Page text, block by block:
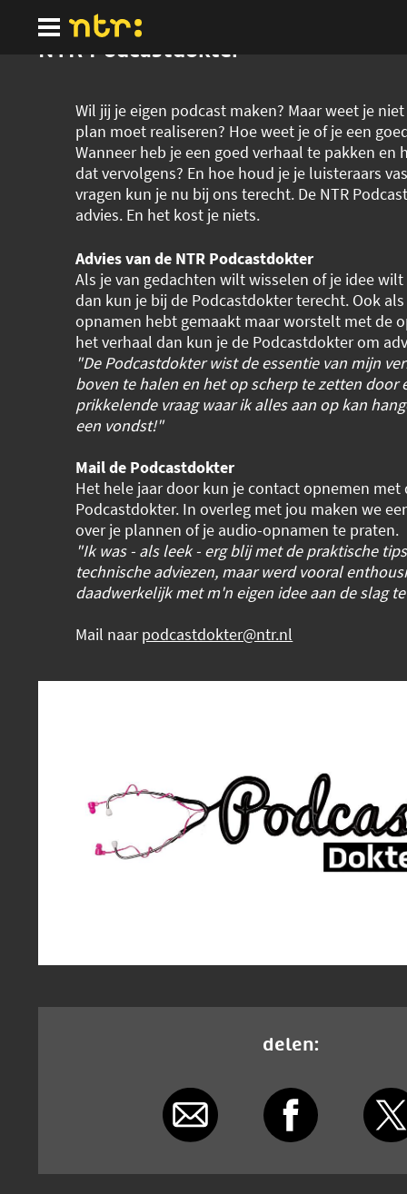
hoofdinhoud
NTR Podcastdokter
Wil jij je eigen podcast maken? Maar weet je
plan moet realiseren? Hoe weet je of je een
Wanneer heb je een goed verhaal te pakken en
dat vervolgens? En hoe houd je je luisteraars
vragen kun je nu bij ons terecht. De NTR
advies. En het kost je niets.
Advies van de NTR Podcastdokter
Als je van gedachten wilt wisselen of je idee
dan kun je bij de Podcastdokter terecht. Ook
opnamen hebt gemaakt maar worstelt met de
het verhaal dan kun je de Podcastdokter om
"De Podcastdokter wist de essentie van mijn
boven te halen en het op scherp te zetten door
prikkelende vraag waar ik alles aan op kan
een vondst!"
Mail de Podcastdokter
Het hele jaar door kun je contact opnemen met
Podcastdokter. In overleg met jou maken we
over je plannen of je audio-opnamen te praten.
"Ik was - als leek - erg blij met de praktische
technische adviezen, maar werd vooral
daadwerkelijk met m'n eigen idee aan de slag
Mail naarpodcastdokter@ntr.nl
delen: